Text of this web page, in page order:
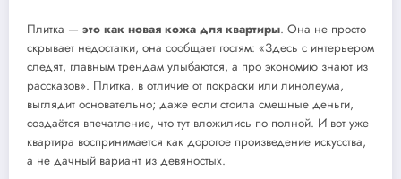
Плитка — это как новая кожа для квартиры. Она не просто
скрывает недостатки, она сообщает гостям: «Здесь с интерьером
следят, главным трендам улыбаются, а про экономию знают из
рассказов». Плитка, в отличие от покраски или линолеума,
выглядит основательно; даже если стоила смешные деньги,
создаётся впечатление, что тут вложились по полной. И вот уже
квартира воспринимается как дорогое произведение искусства,
а не дачный вариант из девяностых.